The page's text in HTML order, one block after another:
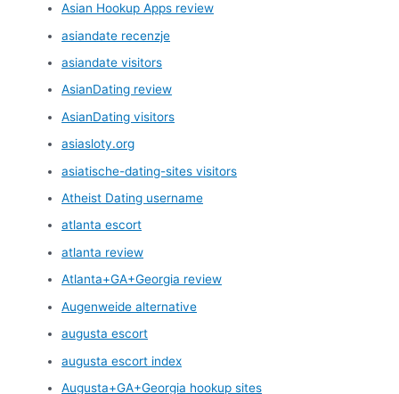
Asian Hookup Apps review
asiandate recenzje
asiandate visitors
AsianDating review
AsianDating visitors
asiasloty.org
asiatische-dating-sites visitors
Atheist Dating username
atlanta escort
atlanta review
Atlanta+GA+Georgia review
Augenweide alternative
augusta escort
augusta escort index
Augusta+GA+Georgia hookup sites